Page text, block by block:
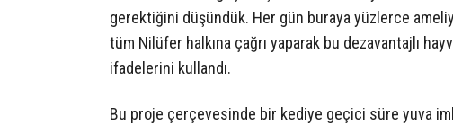
gerektiğini düşündük. Her gün buraya yüzlerce
tüm Nilüfer halkına çağrı yaparak bu dezavantajlı
ifadelerini kullandı.
Bu proje çerçevesinde bir kediye geçici süre yuva